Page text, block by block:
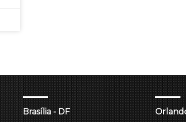
Brasília - DF